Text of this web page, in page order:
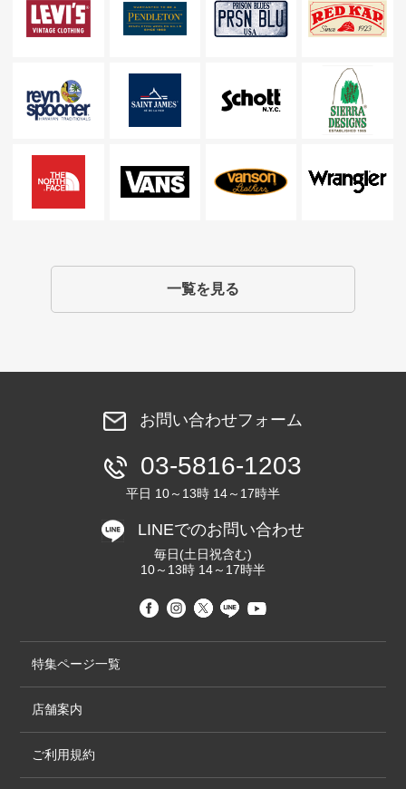
一覧を見る
お問い合わせフォーム
03-5816-1203
平日 10～13時 14～17時半
LINEでのお問い合わせ
毎日(土日祝含む)
10～13時 14～17時半
特集ページ一覧
店舗案内
ご利用規約